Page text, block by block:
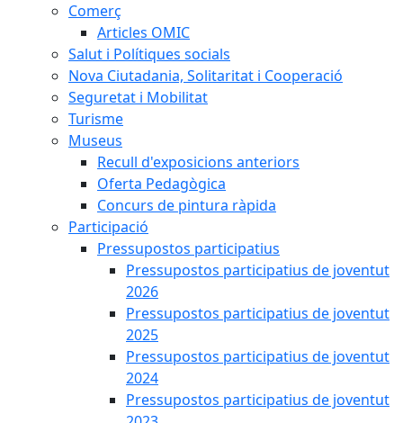
Comerç
Articles OMIC
Salut i Polítiques socials
Nova Ciutadania, Solitaritat i Cooperació
Seguretat i Mobilitat
Turisme
Museus
Recull d'exposicions anteriors
Oferta Pedagògica
Concurs de pintura ràpida
Participació
Pressupostos participatius
Pressupostos participatius de joventut
2026
Pressupostos participatius de joventut
2025
Pressupostos participatius de joventut
2024
Pressupostos participatius de joventut